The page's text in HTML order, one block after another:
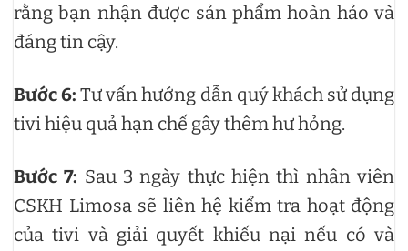
rằng bạn nhận được sản phẩm hoàn hảo và
đáng tin cậy.
Bước 6: Tư vấn hướng dẫn quý khách sử dụng
tivi hiệu quả hạn chế gây thêm hư hỏng.
Bước 7: Sau 3 ngày thực hiện thì nhân viên
CSKH Limosa sẽ liên hệ kiểm tra hoạt động
của tivi và giải quyết khiếu nại nếu có và